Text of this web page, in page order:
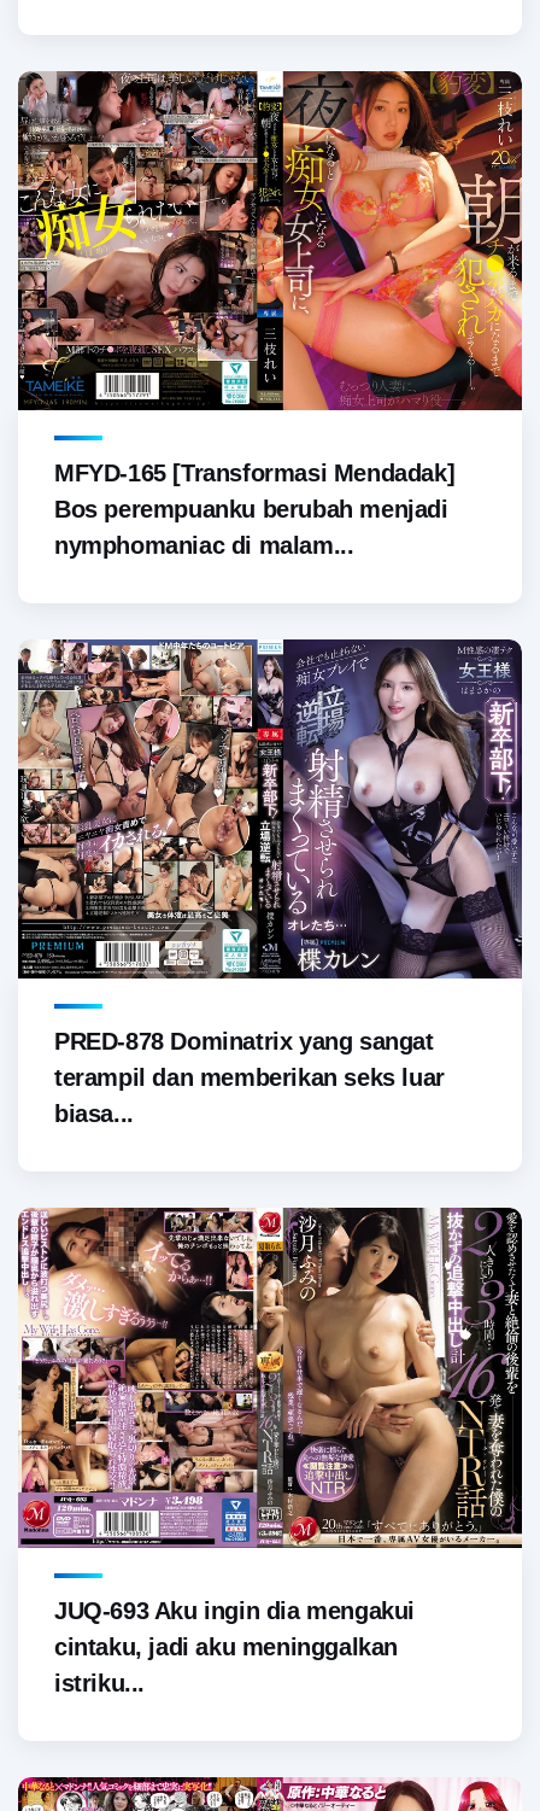
MFYD-165 [Transformasi Mendadak]
Bos perempuanku berubah menjadi
nymphomaniac di malam...
PRED-878 Dominatrix yang sangat
terampil dan memberikan seks luar
biasa...
JUQ-693 Aku ingin dia mengakui
cintaku, jadi aku meninggalkan
istriku...